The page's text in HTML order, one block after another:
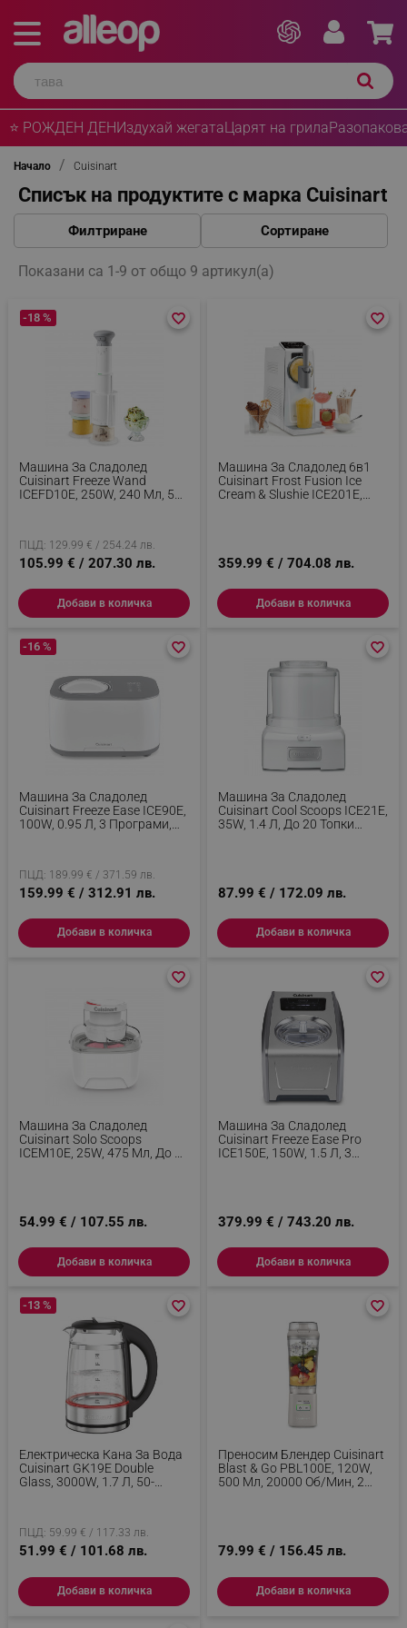
⭐ РОЖДЕН ДЕНИздухай жегатаЦарят на грила
Начало Cuisinart
Списък на продуктите с марка Cuisinart
Филтриране Сортиране
Показани са 1-9 от общо 9 артикул(а)
Машина За Сладолед
Cuisinart Freeze Wand
ICEFD10E, 250W, 240 Мл, 5
-18 %
ПЦД: 129.99 € / 254.24 лв.
105.99 € / 207.30 лв.
favorite_border
favorite_border
Добави в количка
Машина За Сладолед 6в1
Cuisinart Frost Fusion Ice
Cream & Slushie ICE201E,
359.99 € / 704.08 лв.
favorite_border
favorite_border
Добави в количка
Машина За Сладолед
Cuisinart Freeze Ease ICE90E,
100W, 0.95 Л, 3 Програми,
-16 %
ПЦД: 189.99 € / 371.59 лв.
159.99 € / 312.91 лв.
favorite_border
favorite_border
Добави в количка
Машина За Сладолед
Cuisinart Cool Scoops ICE21E,
35W, 1.4 Л, До 20 Топки
87.99 € / 172.09 лв.
favorite_border
favorite_border
Добави в количка
Машина За Сладолед
Cuisinart Solo Scoops
ICEM10E, 25W, 475 Мл, До 8
54.99 € / 107.55 лв.
favorite_border
favorite_border
Добави в количка
Машина За Сладолед
Cuisinart Freeze Ease Pro
ICE150E, 150W, 1.5 Л, 3
379.99 € / 743.20 лв.
favorite_border
favorite_border
Добави в количка
Електрическа Кана За Вода
Cuisinart GK19E Double
Glass, 3000W, 1.7 Л, 50-
Черен
-13 %
ПЦД: 59.99 € / 117.33 лв.
51.99 € / 101.68 лв.
favorite_border
favorite_border
Добави в количка
Преносим Блендер Cuisinart
Blast & Go PBL100E, 120W,
500 Мл, 20000 Об/мин, 2
79.99 € / 156.45 лв.
favorite_border
favorite_border
Добави в количка